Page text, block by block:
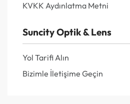
KVKK Aydınlatma Metni
Suncity Optik & Lens
Yol Tarifi Alın
Bizimle İletişime Geçin